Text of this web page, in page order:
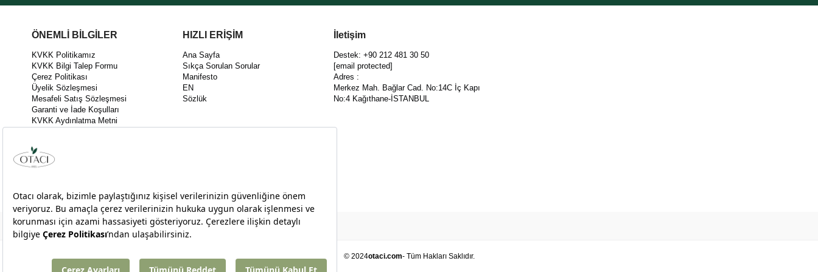
ÖNEMLİ BİLGİLER
KVKK Politikamız
KVKK Bilgi Talep Formu
Çerez Politikası
Üyelik Sözleşmesi
Mesafeli Satış Sözleşmesi
Garanti ve İade Koşulları
KVKK Aydınlatma Metni
Bilgi Toplumu Hizmetleri
Takipte Kal
HIZLI ERİŞİM
Ana Sayfa
Sıkça Sorulan Sorular
Manifesto
EN
Sözlük
İletişim
Destek: +90 212 481 30 50
[email protected]
Adres :
Merkez Mah. Bağlar Cad. No:14C İç Kapı
No:4 Kağıthane-İSTANBUL
© 2024otaci.com- Tüm Hakları Saklıdır.